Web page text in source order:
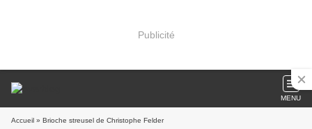
Publicité
MENU
Accueil » Brioche streusel de Christophe Felder